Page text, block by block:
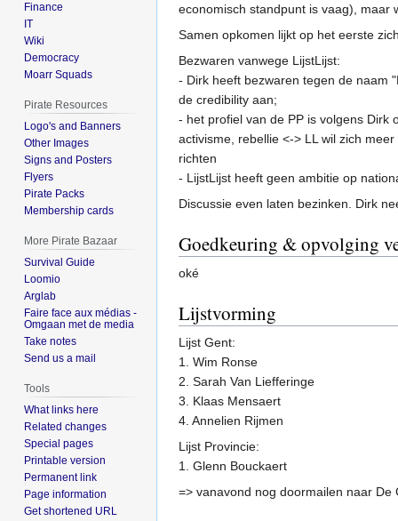
economisch standpunt is vaag), maar
Samen opkomen lijkt op het eerste
Bezwaren vanwege LijstLijst:
- Dirk heeft bezwaren tegen de naam
de credibility aan;
- het profiel van de PP is volgens Dirk
activisme, rebellie <-> LL wil zich
richten
- LijstLijst heeft geen ambitie op
Discussie even laten bezinken. Dirk
Goedkeuring & opvolging
oké
Lijstvorming
Lijst Gent:
1. Wim Ronse
2. Sarah Van Liefferinge
3. Klaas Mensaert
4. Annelien Rijmen
Lijst Provincie:
1. Glenn Bouckaert
=> vanavond nog doormailen naar De
Finance
IT
Wiki
Democracy
Moarr Squads
Pirate Resources
Logo's and Banners
Other Images
Signs and Posters
Flyers
Pirate Packs
Membership cards
More Pirate Bazaar
Survival Guide
Loomio
Arglab
Faire face aux médias -
Omgaan met de media
Take notes
Send us a mail
Tools
What links here
Related changes
Special pages
Printable version
Permanent link
Page information
Get shortened URL